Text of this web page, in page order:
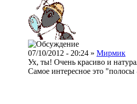
07/10/2012 - 20:24 » Мирмик
Ух, ты! Очень красиво и
Самое интересное это "полосы